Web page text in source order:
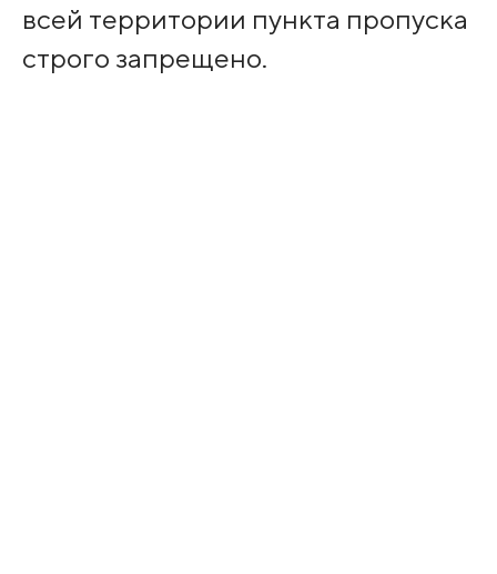
всей территории пункта пропуска
строго запрещено.